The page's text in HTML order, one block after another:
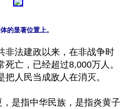
非法建政以来，在非战争时
亡，已经超过8,000万人。
把人民当成敌人在消灭。
，是指中华民族，是指炎黄子